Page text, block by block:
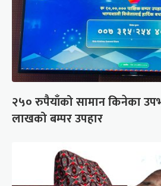
२५० रुपैयाँको सामान किनेका
लाखको बम्पर उपहार